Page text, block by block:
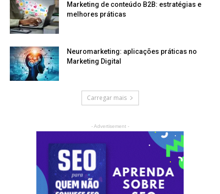
Marketing de conteúdo B2B: estratégias e
melhores práticas
Neuromarketing: aplicações práticas no
Marketing Digital
Carregar mais
- Advertisement -